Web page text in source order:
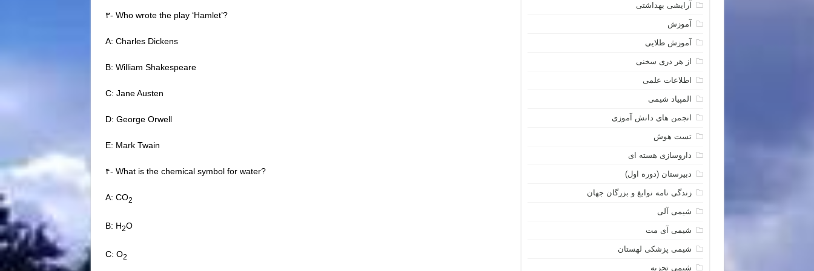
۳- Who wrote the play ‘Hamlet’?
A: Charles Dickens
B: William Shakespeare
C: Jane Austen
D: George Orwell
E: Mark Twain
۴- What is the chemical symbol for water?
A: CO2
B: H2O
C: O2
آرایشی بهداشتی
آموزش
آموزش طلایی
از هر دری سخنی
اطلاعات علمی
المپیاد شیمی
انجمن های دانش آموزی
تست هوش
داروسازی هسته ای
دبیرستان (دوره اول)
زندگی نامه نوابغ و بزرگان جهان
شیمی آلی
شیمی آی مت
شیمی پزشکی لهستان
شیمی تجزیه